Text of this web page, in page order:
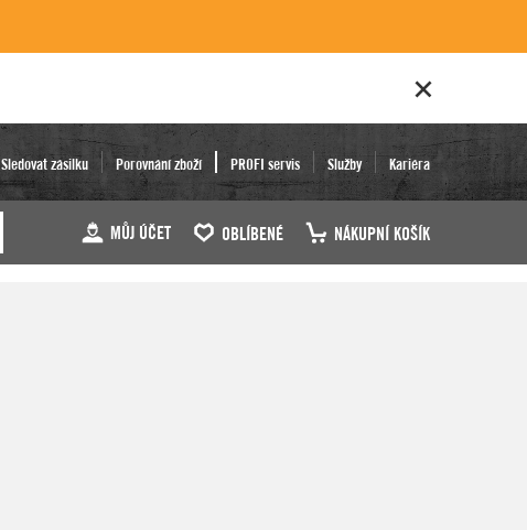
Sledovat zásilku Porovnání zboží PROFI servis Služby Kariéra
MŮJ ÚČET OBLÍBENÉ NÁKUPNÍ KOŠÍK